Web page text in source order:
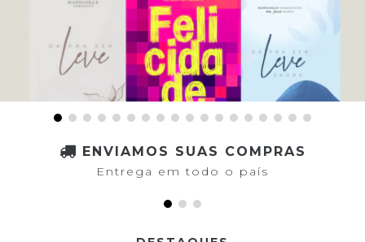
ENVIAMOS SUAS COMPRAS
Entrega em todo o país